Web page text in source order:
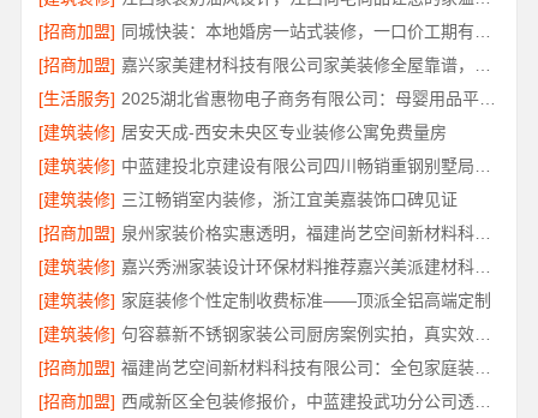
[招商加盟]
[招商加盟]
[生活服务]
2025湖北省惠物电子商务有限公司：母婴用品平台优缺点分析
[建筑装修] 居安天成-西安未央区专业装修公寓免费量房
[建筑装修]
[建筑装修] 三江畅销室内装修，浙江宜美嘉装饰口碑见证
[招商加盟]
泉州家装价格实惠透明，福建尚艺空间新材料科技有限公司
[建筑装修]
嘉兴秀洲家装设计环保材料推荐嘉兴美派建材科技有限公司
[建筑装修] 家庭装修个性定制收费标准——顶派全铝高端定制
[建筑装修]
句容慕新不锈钢家装公司厨房案例实拍，真实效果见证
[招商加盟]
福建尚艺空间新材料科技有限公司：全包家庭装修口碑优选报价明细
[招商加盟]
西咸新区全包装修报价，中蓝建投武功分公司透明合理